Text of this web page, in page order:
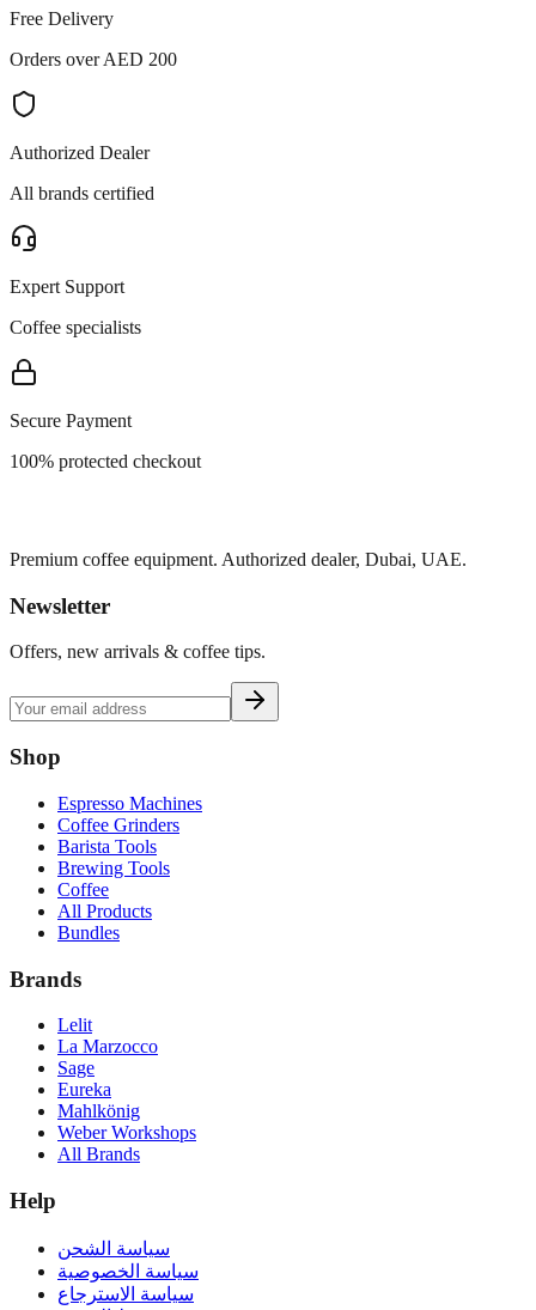
Free Delivery
Orders over AED 200
Authorized Dealer
All brands certified
Expert Support
Coffee specialists
Secure Payment
100% protected checkout
Premium coffee equipment. Authorized dealer, Dubai, UAE.
Newsletter
Offers, new arrivals & coffee tips.
Shop
Espresso Machines
Coffee Grinders
Barista Tools
Brewing Tools
Coffee
All Products
Bundles
Brands
Lelit
La Marzocco
Sage
Eureka
Mahlkönig
Weber Workshops
All Brands
Help
سياسة الشحن
سياسة الخصوصية
سياسة الاسترجاع